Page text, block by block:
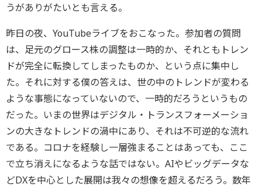
うがありがたいとも言える。
昨日の夜、YouTubeライブをおこなった。参加者の質問
は、足元のグロース株の調整は一時的か、それともトレン
ドが完全に転換してしまったものか、という点に集中し
た。それに対する僕の答えは、世の中のトレンドが変わる
ような事態になっていないので、一時的だろうというもの
だった。いまの世界はデジタル・トランスフォーメーショ
ンの大きなトレンドの渦中にあり、それは不可逆的な流れ
である。コロナを経験し一層強まることはあっても、ここ
で立ち消えになるような話ではない。AIやビッグデータな
どDXを中心とした展開は我々の想像を超えるだろう。数年